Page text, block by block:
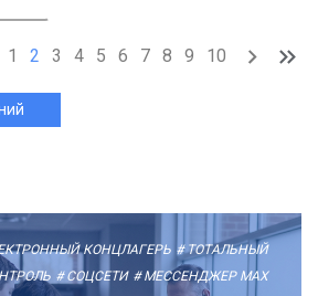
1 2 3 4 5 6 7 8 9 10
КОНЦЛАГЕРЬ # ТОТАЛЬНЫЙ
# СОЦСЕТИ # МЕССЕНДЖЕР MAX